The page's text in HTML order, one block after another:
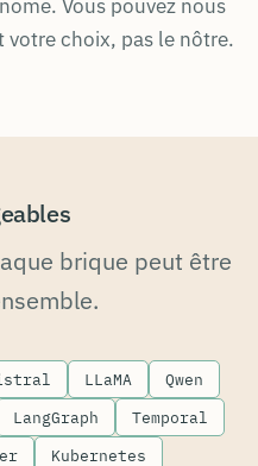
Vous pouvez nous
votre choix, pas le nôtre.
brique peut être
LLaMA
Qwen
LangGraph
Temporal
Kubernetes